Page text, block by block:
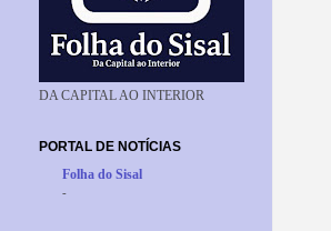
DA CAPITAL AO INTERIOR
PORTAL DE NOTÍCIAS
Folha do Sisal
-